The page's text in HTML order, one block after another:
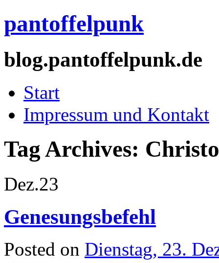
pantoffelpunk
blog.pantoffelpunk.de
Start
Impressum und Kontakt
Tag Archives:
Dez.23
Genesungsbefehl
Posted on Dienstag, 23.